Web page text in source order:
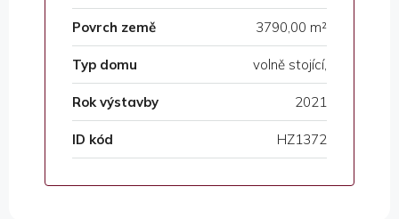
Povrch země 3790,00 m²
Typ domu volně stojící,
Rok výstavby 2021
ID kód HZ1372